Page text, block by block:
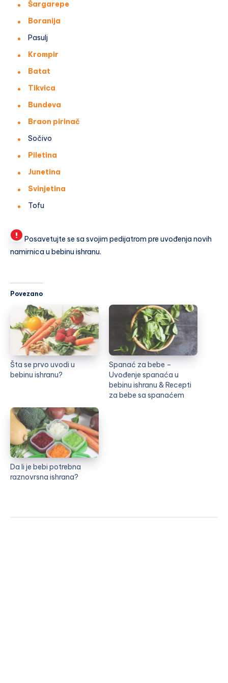
Šargarepe
Boranija
Pasulj
Krompir
Batat
Tikvica
Bundeva
Braon pirinač
Sočivo
Piletina
Junetina
Svinjetina
Tofu
Posavetujte se sa svojim pedijatrom pre uvođenja novih
namirnica u bebinu ishranu.
Povezano
Šta se prvo uvodi u
bebinu ishranu?
Spanać za bebe –
Uvođenje spanaća u
bebinu ishranu & Recepti
za bebe sa spanaćem
Da li je bebi potrebna
raznovrsna ishrana?